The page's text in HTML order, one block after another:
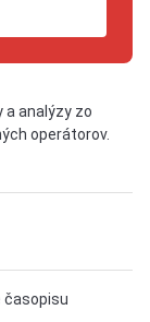
a analýzy zo
operátorov.
časopisu